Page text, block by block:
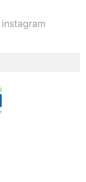
instagram